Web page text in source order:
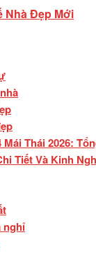
Thái 2026:
Tiết Và Kinh
nghỉ